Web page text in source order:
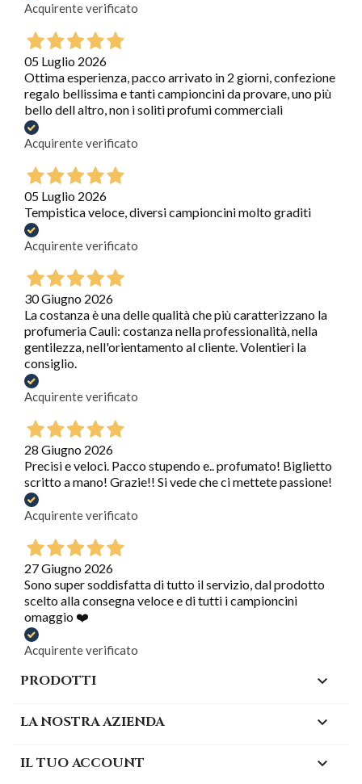
Acquirente verificato
05 Luglio 2026
Ottima esperienza, pacco arrivato in 2 giorni, confezione
regalo bellissima e tanti campioncini da provare, uno più
bello dell altro, non i soliti profumi commerciali
Acquirente verificato
05 Luglio 2026
Tempistica veloce, diversi campioncini molto graditi
Acquirente verificato
30 Giugno 2026
La costanza è una delle qualità che più caratterizzano la
profumeria Cauli: costanza nella professionalità, nella
gentilezza, nell'orientamento al cliente. Volentieri la
consiglio.
Acquirente verificato
28 Giugno 2026
Precisi e veloci. Pacco stupendo e.. profumato! Biglietto
scritto a mano! Grazie!! Si vede che ci mettete passione!
Acquirente verificato
27 Giugno 2026
Sono super soddisfatta di tutto il servizio, dal prodotto
scelto alla consegna veloce e di tutti i campioncini
omaggio ❤️
Acquirente verificato
PRODOTTI 
LA NOSTRA AZIENDA 
IL TUO ACCOUNT 